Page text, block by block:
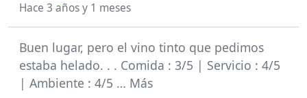
Hace 3 años y 1 meses
Buen lugar, pero el vino tinto que pedimos
estaba helado. . . Comida : 3/5 | Servicio : 4/5
| Ambiente : 4/5 … Más